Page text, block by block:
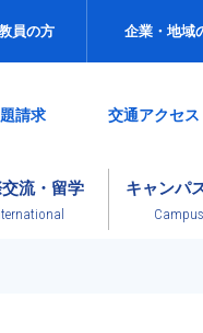
員の方 企業・地域
請求 交通アクセス
交流・留学 キャンパ